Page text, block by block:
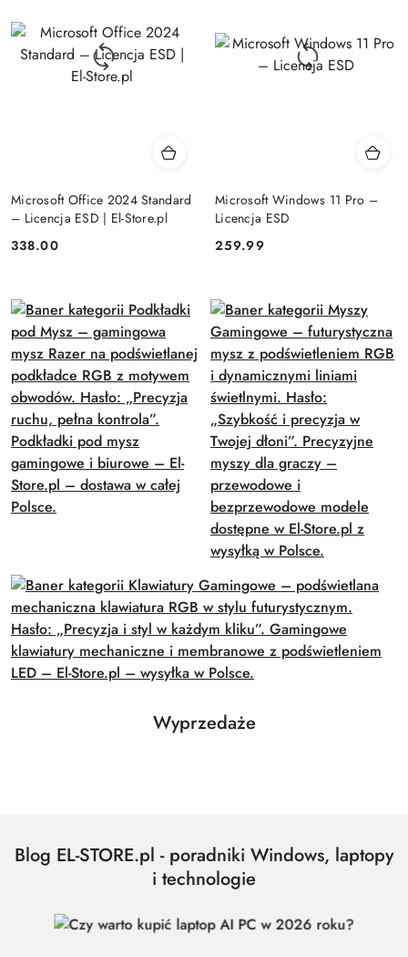
Microsoft Office 2024 Standard
– Licencja ESD | El-Store.pl
Cena:
338.00
Microsoft Windows 11 Pro –
Licencja ESD
Cena:
259.99
Pomiń karuzelę produktów
Produkty
Wyprzedaże
Blog EL-STORE.pl - poradniki Windows, laptopy
i technologie